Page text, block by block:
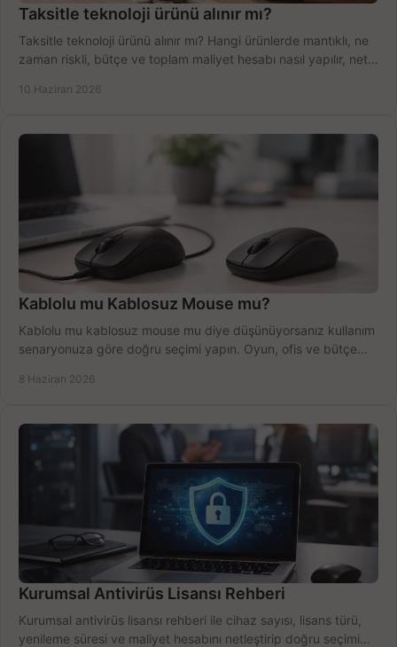
Taksitle teknoloji ürünü alınır mı?
Taksitle teknoloji ürünü alınır mı? Hangi ürünlerde mantıklı, ne
zaman riskli, bütçe ve toplam maliyet hesabı nasıl yapılır, net
10 Haziran 2026
Kablolu mu Kablosuz Mouse mu?
Kablolu mu kablosuz mouse mu diye düşünüyorsanız kullanım
senaryonuza göre doğru seçimi yapın. Oyun, ofis ve bütçe
8 Haziran 2026
Kurumsal Antivirüs Lisansı Rehberi
Kurumsal antivirüs lisansı rehberi ile cihaz sayısı, lisans türü,
yenileme süresi ve maliyet hesabını netleştirip doğru seçimi